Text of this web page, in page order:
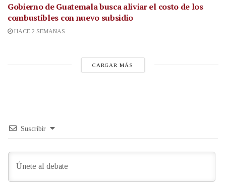
Gobierno de Guatemala busca aliviar el costo de los
combustibles con nuevo subsidio
HACE 2 SEMANAS
CARGAR MÁS
Suscribir